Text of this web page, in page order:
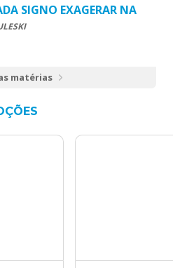
SIGNO EXAGERAR NA
matérias